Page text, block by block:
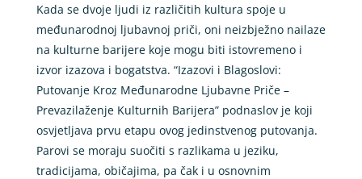
Kada se dvoje ljudi iz različitih kultura spoje u
međunarodnoj ljubavnoj priči, oni neizbježno nailaze
na kulturne barijere koje mogu biti istovremeno i
izvor izazova i bogatstva. “Izazovi i Blagoslovi:
Putovanje Kroz Međunarodne Ljubavne Priče –
Prevazilaženje Kulturnih Barijera” podnaslov je koji
osvjetljava prvu etapu ovog jedinstvenog putovanja.
Parovi se moraju suočiti s razlikama u jeziku,
tradicijama, običajima, pa čak i u osnovnim